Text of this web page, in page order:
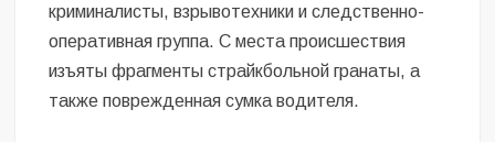
криминалисты, взрывотехники и следственно-
оперативная группа. С места происшествия
изъяты фрагменты страйкбольной гранаты, а
также поврежденная сумка водителя.